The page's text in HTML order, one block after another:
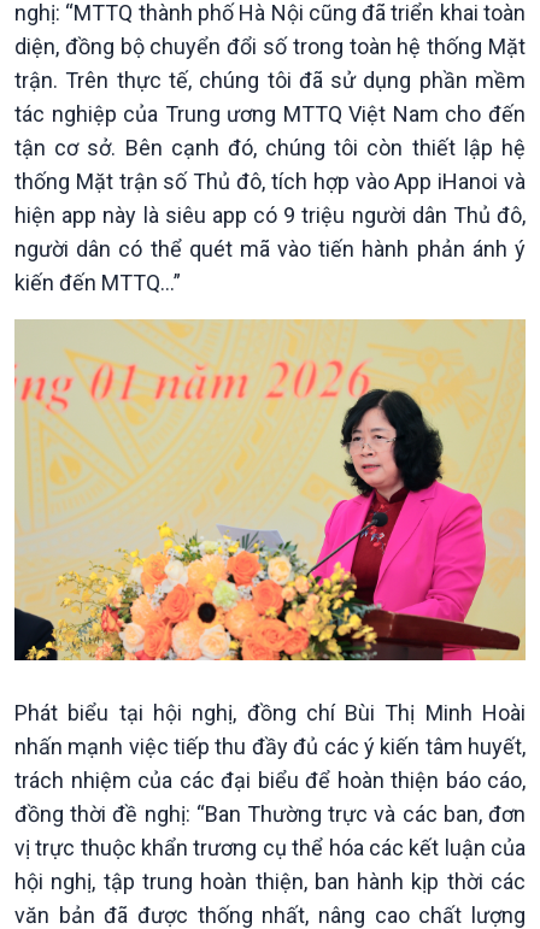
Xã hội
Tin Đời sống & Xã hội
360 độ Sức khỏe
Chuyển đổi Xanh
Tài nguyên và Môi trường
Chuyên gia của bạn
Xã hội chuyển động
Bước chân đến trường
Khoa học & Công nghệ
Tin Khoa học & Công nghệ
Kết nối công nghệ
Sống chung với biến đổi
khí hậu
Văn hoá & Du lịch
Tin Văn hoá & Du lịch
Chát với người nổi tiếng
Câu chuyện Thể thao
Multimedia
Ảnh
Video
Infographic
E-Magazine
nghị: “MTTQ thành phố Hà Nội cũng đã triển khai toàn
diện, đồng bộ chuyển đổi số trong toàn hệ thống Mặt
trận. Trên thực tế, chúng tôi đã sử dụng phần mềm
tác nghiệp của Trung ương MTTQ Việt Nam cho đến
tận cơ sở. Bên cạnh đó, chúng tôi còn thiết lập hệ
thống Mặt trận số Thủ đô, tích hợp vào App iHanoi và
hiện app này là siêu app có 9 triệu người dân Thủ đô,
người dân có thể quét mã vào tiến hành phản ánh ý
kiến đến MTTQ…”
Phát biểu tại hội nghị, đồng chí Bùi Thị Minh Hoài
nhấn mạnh việc tiếp thu đầy đủ các ý kiến tâm huyết,
trách nhiệm của các đại biểu để hoàn thiện báo cáo,
đồng thời đề nghị: “Ban Thường trực và các ban, đơn
vị trực thuộc khẩn trương cụ thể hóa các kết luận của
hội nghị, tập trung hoàn thiện, ban hành kịp thời các
văn bản đã được thống nhất, nâng cao chất lượng